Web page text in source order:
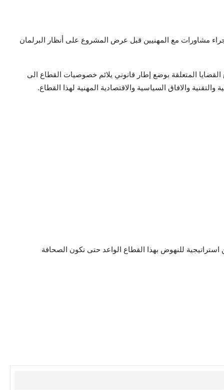
مشاورات مع المهنيين قبل عرض المشروع على أنظار البرلمان
الوزارة منكبة على بحث جميع القضايا المتعلقة بوضع إطار قانوني يلائم خصوصيات القطاع الى
والافاق السياسية والاقتصادية المهنية لهذا القطاع.
استراتيجية للنهوض بهذا القطاع الواعد حتى تكون الصحافة